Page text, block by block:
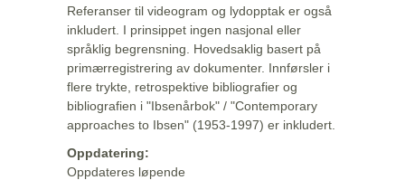
Referanser til videogram og lydopptak er også
inkludert. I prinsippet ingen nasjonal eller
språklig begrensning. Hovedsaklig basert på
primærregistrering av dokumenter. Innførsler i
flere trykte, retrospektive bibliografier og
bibliografien i "Ibsenårbok" / "Contemporary
approaches to Ibsen" (1953-1997) er inkludert.
Oppdatering:
Oppdateres løpende